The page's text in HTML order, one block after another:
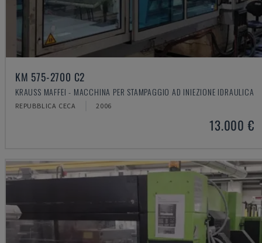
KM 575-2700 C2
KRAUSS MAFFEI - MACCHINA PER STAMPAGGIO AD INIEZIONE IDRAULICA
REPUBBLICA CECA 2006
13.000 €